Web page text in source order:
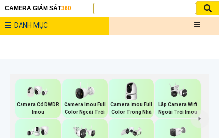
CAMERA GIÁM SÁT360
DANH MỤC
Camera Có DWDR
Imou
Camera Imou Full
Color Ngoài Trời
Camera Imou Full
Color Trong Nhà
Lắp Camera Wifi
Ngoài Trời Imou